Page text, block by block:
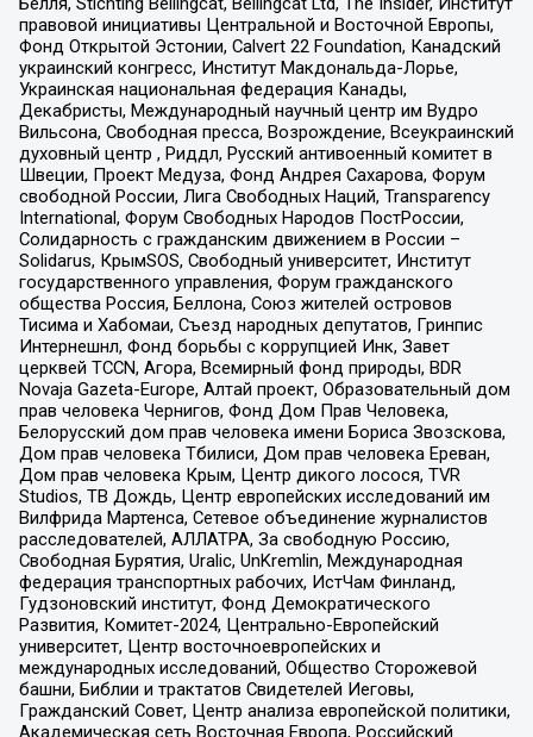
правовой инициативы Центральной и Восточной Европы,
Фонд Открытой Эстонии, Calvert 22 Foundation, Канадский
украинский конгресс, Институт Макдональда-Лорье,
Украинская национальная федерация Канады,
Декабристы, Международный научный центр им Вудро
Вильсона, Свободная пресса, Возрождение, Всеукраинский
духовный центр , Риддл, Русский антивоенный комитет в
Швеции, Проект Медуза, Фонд Андрея Сахарова, Форум
свободной России, Лига Свободных Наций, Transparеncy
International, Форум Свободных Народов ПостРоссии,
Солидарность с гражданским движением в России –
Solidarus, КрымSOS, Свободный университет, Институт
государственного управления, Форум гражданского
общества Россия, Беллона, Союз жителей островов
Тисима и Хабомаи, Съезд народных депутатов, Гринпис
Интернешнл, Фонд борьбы с коррупцией Инк, Завет
церквей TCCN, Агора, Всемирный фонд природы, BDR
Novaja Gazeta-Europe, Алтай проект, Образовательный дом
прав человека Чернигов, Фонд Дом Прав Человека,
Белорусский дом прав человека имени Бориса Звозскова,
Дом прав человека Тбилиси, Дом прав человека Ереван,
Дом прав человека Крым, Центр дикого лосося, TVR
Studios, ТВ Дождь, Центр европейских исследований им
Вилфрида Мартенса, Сетевое объединение журналистов
расследователей, АЛЛАТРА, За свободную Россию,
Свободная Бурятия, Uralic, UnKremlin, Международная
федерация транспортных рабочих, ИстЧам Финланд,
Гудзоновский институт, Фонд Демократического
Развития, Комитет-2024, Центрально-Европейский
университет, Центр восточноевропейских и
международных исследований, Общество Сторожевой
башни, Библии и трактатов Свидетелей Иеговы,
Гражданский Совет, Центр анализа европейской политики,
Академическая сеть Восточная Европа, Российский